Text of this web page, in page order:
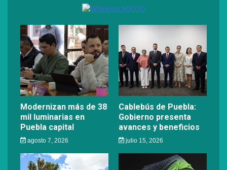
Modernizan más de 38
mil luminarias en
Puebla capital
agosto 7, 2026
Cablebús de Puebla:
Gobierno presenta
avances y beneficios
julio 15, 2026